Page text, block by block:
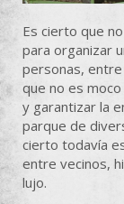
Es cierto que
para organizar
personas,
que no es
y garantizar la
parque de
cierto todavía
entre vecinos,
lujo.